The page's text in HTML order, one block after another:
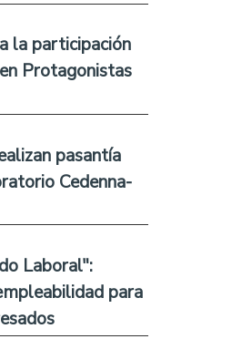
la participación
Protagonistas
pasantía
Cedenna-
Laboral":
para